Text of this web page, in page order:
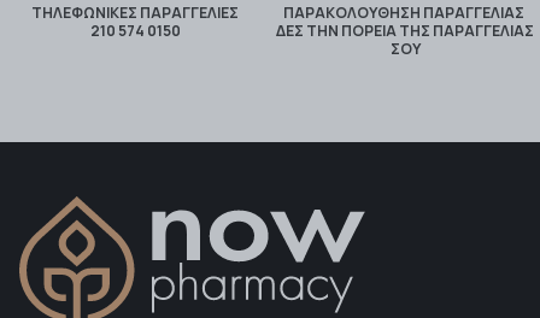
ΤΗΛΕΦΩΝΙΚΕΣ ΠΑΡΑΓΓΕΛΙΕΣ
210 574 0150
ΠΑΡΑΚΟΛΟΎΘΗΣΗ ΠΑΡΑΓΓΕΛΊΑΣ
ΔΕΣ ΤΗΝ ΠΟΡΕΊΑ ΤΗΣ ΠΑΡΑΓΓΕΛΊΑΣ
ΣΟΥ